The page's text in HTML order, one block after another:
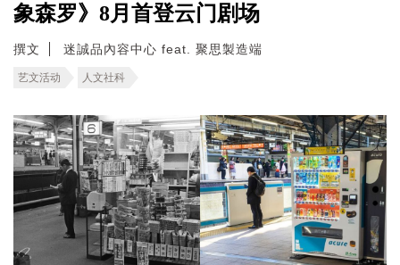
象森罗》8月首登云门剧场
撰文 迷誠品內容中心 feat. 聚思製造端
艺文活动 人文社科